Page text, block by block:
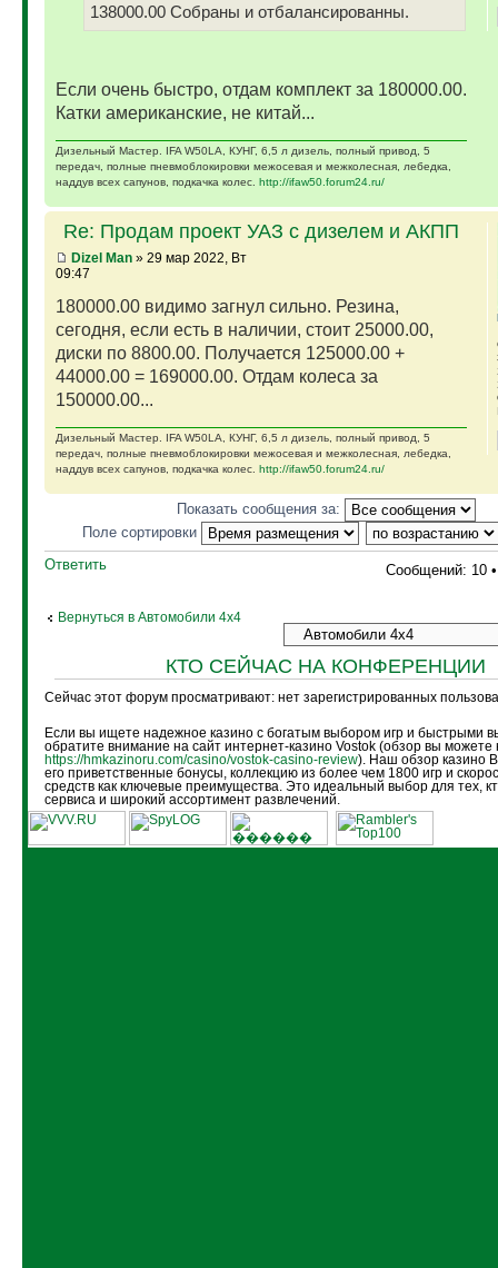
138000.00 Собраны и отбалансированны.
Если очень быстро, отдам комплект за 180000.00.
Катки американские, не китай...
Дизельный Мастер. IFA W50LA, КУНГ, 6,5 л дизель, полный привод, 5
передач, полные пневмоблокировки межосевая и межколесная, лебедка,
наддув всех сапунов, подкачка колес. http://ifaw50.forum24.ru/
Re: Продам проект УАЗ с дизелем и АКПП
Dizel Man» 29 мар 2022, Вт
09:47
180000.00 видимо загнул сильно. Резина,
сегодня, если есть в наличии, стоит 25000.00,
диски по 8800.00. Получается 125000.00 +
44000.00 = 169000.00. Отдам колеса за
150000.00...
Дизельный Мастер. IFA W50LA, КУНГ, 6,5 л дизель, полный привод, 5
передач, полные пневмоблокировки межосевая и межколесная, лебедка,
наддув всех сапунов, подкачка колес. http://ifaw50.forum24.ru/
Показать сообщения за:
Поле сортировки
Ответить
Сообщений: 10
Вернуться в Автомобили 4х4
КТО СЕЙЧАС НА КОНФЕРЕНЦИИ
Сейчас этот форум просматривают: нет зарегистрированных
Если вы ищете надежное казино с богатым выбором игр и быстрыми
обратите внимание на сайт интернет-казино Vostok (обзор вы можете
https://hmkazinoru.com/casino/vostok-casino-review). Наш обзор казино
его приветственные бонусы, коллекцию из более чем 1800 игр и
средств как ключевые преимущества. Это идеальный выбор для тех,
сервиса и широкий ассортимент развлечений.